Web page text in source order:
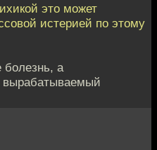
это может
истерией по этому
а
вырабатываемый